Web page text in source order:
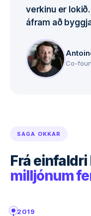
verkinu er
áfram að
Co-
SAGA OKKAR
Frá
milljónum
2019